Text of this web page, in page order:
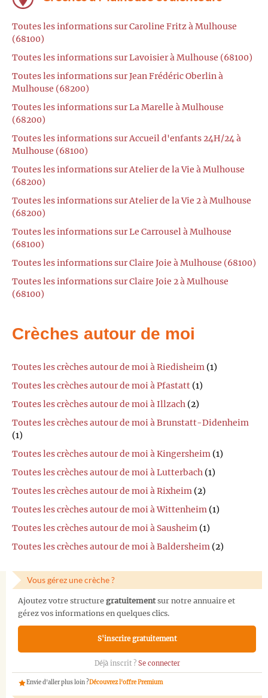
Toutes les informations sur Caroline Fritz à Mulhouse
(68100)
Toutes les informations sur Lavoisier à Mulhouse (68100)
Toutes les informations sur Jean Frédéric Oberlin à
Mulhouse (68200)
Toutes les informations sur La Marelle à Mulhouse
(68200)
Toutes les informations sur Accueil d'enfants 24H/24 à
Mulhouse (68100)
Toutes les informations sur Atelier de la Vie à Mulhouse
(68200)
Toutes les informations sur Atelier de la Vie 2 à Mulhouse
(68200)
Toutes les informations sur Le Carrousel à Mulhouse
(68100)
Toutes les informations sur Claire Joie à Mulhouse (68100)
Toutes les informations sur Claire Joie 2 à Mulhouse
(68100)
Crèches autour de moi
Toutes les crèches autour de moi à Riedisheim (1)
Toutes les crèches autour de moi à Pfastatt (1)
Toutes les crèches autour de moi à Illzach (2)
Toutes les crèches autour de moi à Brunstatt-Didenheim
(1)
Toutes les crèches autour de moi à Kingersheim (1)
Toutes les crèches autour de moi à Lutterbach (1)
Toutes les crèches autour de moi à Rixheim (2)
Toutes les crèches autour de moi à Wittenheim (1)
Toutes les crèches autour de moi à Sausheim (1)
Toutes les crèches autour de moi à Baldersheim (2)
Vous gérez une crèche ?
Ajoutez votre structure gratuitementsur notre annuaire et
gérez vos informations en quelques clics.
S'inscrire gratuitement
Déjà inscrit ? Se connecter
Envie d'aller plus loin ?Découvrez l'offre Premium